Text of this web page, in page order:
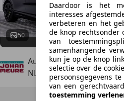
50
Autobedrijf Johan Meure
NL-1446 VR PURMEREND
Daardoor is het
interesses
verbeteren en het
de knop rechtsonder
van
samenhangende
kun je op de knop
selectie over de
persoonsgegevens
van een
toestemming